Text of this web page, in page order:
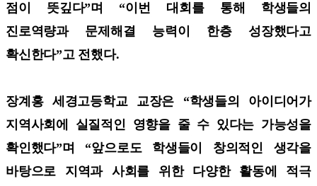
점이 뜻깊다”며 “이번 대회를 통해 학생들의
진로역량과 문제해결 능력이 한층 성장했다고
확신한다”고 전했다.
장계홍 세경고등학교 교장은 “학생들의 아이디어가
지역사회에 실질적인 영향을 줄 수 있다는 가능성을
확인했다”며 “앞으로도 학생들이 창의적인 생각을
바탕으로 지역과 사회를 위한 다양한 활동에 적극